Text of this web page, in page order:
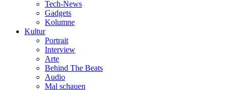
Tech-News
Gadgets
Kolumne
Kultur
Portrait
Interview
Arte
Behind The Beats
Audio
Mal schauen